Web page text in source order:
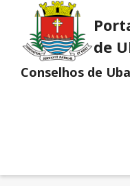
de
Conselhos de